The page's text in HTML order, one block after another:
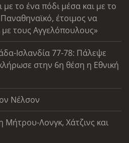
με το ένα πόδι μέσα και με το
έτοιμος να
με τους Αγγελόπουλους»
Ισλανδία 77-78: Πάλεψε
στην 6η θέση η Εθνική
Νέλσον
Λονγκ, Χάτζινς και